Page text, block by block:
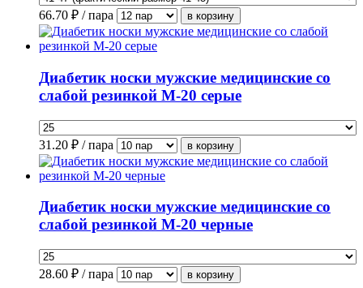
66.70 ₽ / пара
Диабетик носки мужские медицинские со
слабой резинкой М-20 серые
31.20 ₽ / пара
Диабетик носки мужские медицинские со
слабой резинкой М-20 черные
28.60 ₽ / пара